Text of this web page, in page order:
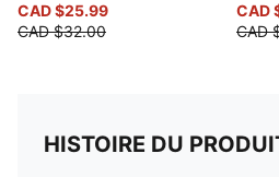
CAD $25.99
CAD $32.00
CAD
CAD
HISTOIRE DU